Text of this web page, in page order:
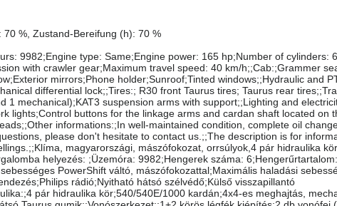
%, Zustand-Bereifung (h): 70 %
9982;Engine type: Same;Engine power: 165 hp;Number of cylinders:
with crawler gear;Maximum travel speed: 40 km/h;;Cab:;Grammer
mirrors;Phone holder;Sunroof;Tinted windows;;Hydraulic and
differential lock;;Tires:; R30 front Taurus tires; Taurus rear
1 mechanical);KAT3 suspension arms with support;;Lighting and
lights;Control buttons for the linkage arms and cardan shaft located on
informations:;In well-maintained condition, complete oil
please don't hesitate to contact us.;;The description is for
magyarországi, mászófokozat, orrsúlyok,4 pár hidraulika
helyezés: ;Üzemóra: 9982;Hengerek száma:
PowerShift váltó, mászófokozattal;Maximális haladási
rádió;Nyitható hátsó szélvédő;Külső visszapillantó
pár hidraulika kör;540/540E/1000 kardán;4x4-es meghajtás,